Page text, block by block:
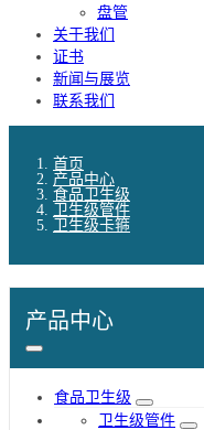
盘管
关于我们
证书
新闻与展览
联系我们
首页
产品中心
食品卫生级
卫生级管件
卫生级卡箍
产品中心
食品卫生级
卫生级管件